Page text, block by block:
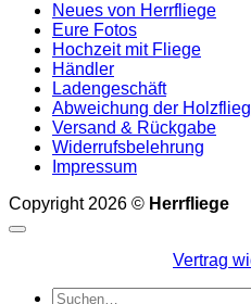
Neues von Herrfliege
Eure Fotos
Hochzeit mit Fliege
Händler
Ladengeschäft
Abweichung der
Versand & Rückgabe
Widerrufsbelehrung
Impressum
Copyright 2026 © Herrfliege
Vertrag
Suchen